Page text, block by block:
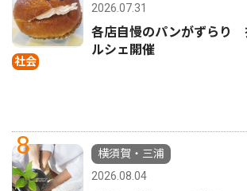
社会
2026.07.31
各店自慢のパンがずらり
ルシェ開催
8
横須賀・三浦
2026.08.04